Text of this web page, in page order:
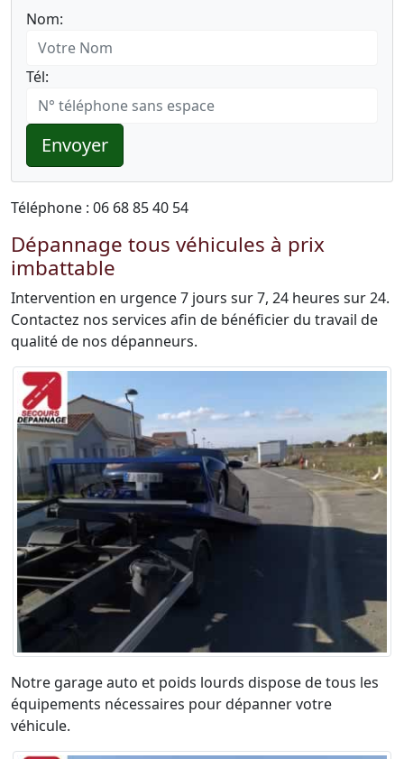
Nom:
Tél:
Envoyer
Téléphone : 06 68 85 40 54
Dépannage tous véhicules à prix
imbattable
Intervention en urgence 7 jours sur 7, 24 heures sur 24.
Contactez nos services afin de bénéficier du travail de
qualité de nos dépanneurs.
Notre garage auto et poids lourds dispose de tous les
équipements nécessaires pour dépanner votre
véhicule.